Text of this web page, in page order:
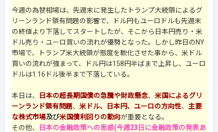
今週の為替相場は、先週末に発生したトランプ大統領によるグ
リーンランド領有問題の影響で、ドル円もユーロドルも先週末
の終値より下落してスタートしたが、そこから日本円売り・米
ドル売り・ユーロ買いの流れが優勢となった。しかし昨日のNY
市場で、トランプ米大統領が態度を軟化させた事から、米ドル
買いの流れが強まって、ドル円は158円半ばまで上昇し、ユーロ
ドルは1.16ドル後半まで下落している。
本日は、 日本の超長期国債の急騰や財政懸念、 米国によるグリ
ーンランド領有問題、 米ドル、日本円、ユーロの方向性、 主要
な株式市場及び米国債利回りの動向が重要となる。
その他、
日本の金融政策への思惑(今週23日に金融政策の発表あ